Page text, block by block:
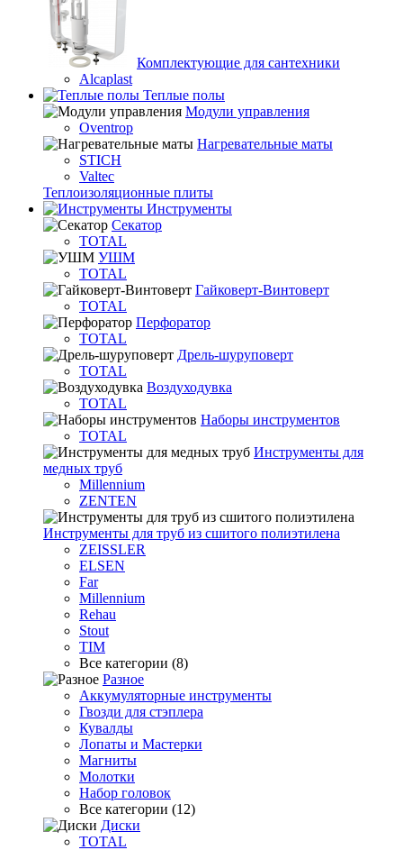
Комплектующие для сантехники
Alcaplast
Теплые полы
Модули управления
Oventrop
Нагревательные маты
STICH
Valtec
Теплоизоляционные плиты
Инструменты
Секатор
TOTAL
УШМ
TOTAL
Гайковерт-Винтоверт
TOTAL
Перфоратор
TOTAL
Дрель-шуруповерт
TOTAL
Воздуходувка
TOTAL
Наборы инструментов
TOTAL
Инструменты для
медных труб
Millennium
ZENTEN
Инструменты для труб из сшитого полиэтилена
ZEISSLER
ELSEN
Far
Millennium
Rehau
Stout
TIM
Все категории (8)
Разное
Аккумуляторные инструменты
Гвозди для стэплера
Кувалды
Лопаты и Мастерки
Магниты
Молотки
Набор головок
Все категории (12)
Диски
TOTAL